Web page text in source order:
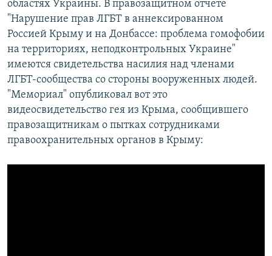
областях Украины. В правозащитном отчете
"Нарушение прав ЛГБТ в аннексированном
Россией Крыму и на Донбассе: проблема гомофобии
на территориях, неподконтрольных Украине"
имеются свидетельства насилия над членами
ЛГБТ-сообщества со стороны вооруженных людей.
"Мемориал" опубликовал вот это
видеосвидетельство гея из Крыма, сообщившего
правозащитникам о пытках сотрудниками
правоохранительных органов в Крыму: